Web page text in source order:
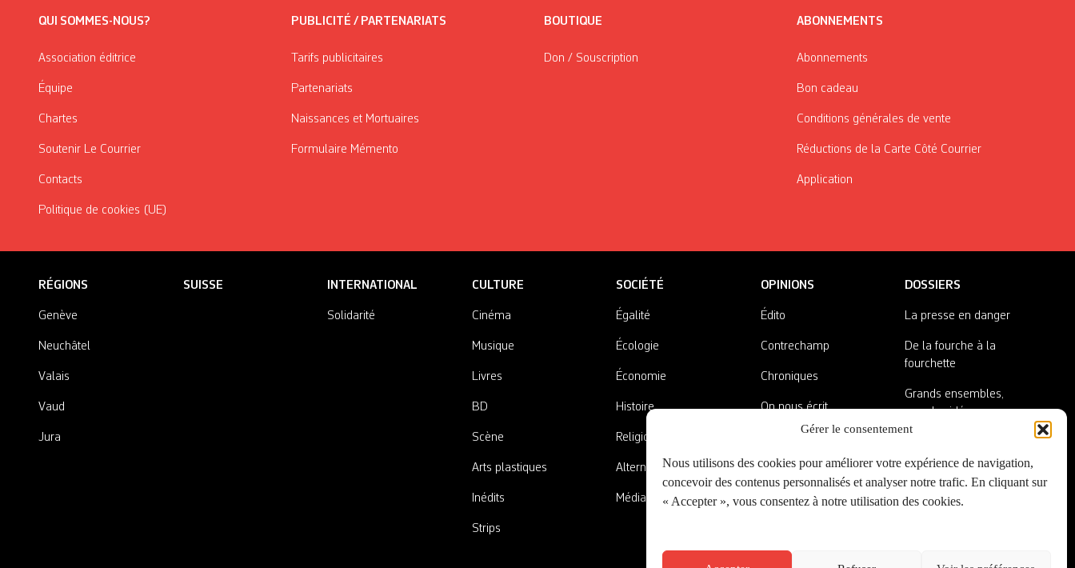
Gérer le consentement
Nous utilisons des cookies pour améliorer votre expérience de navigation,
concevoir des contenus personnalisés et analyser notre trafic. En cliquant sur
« Accepter », vous consentez à notre utilisation des cookies.
QUI SOMMES-NOUS?
Association éditrice
Équipe
Chartes
Soutenir Le Courrier
Contacts
Politique de cookies (UE)
PUBLICITÉ / PARTENARIATS
Tarifs publicitaires
Partenariats
Naissances et Mortuaires
Formulaire Mémento
BOUTIQUE
Don / Souscription
ABONNEMENTS
Abonnements
Bon cadeau
Conditions générales de vente
Réductions de la Carte Côté Courrier
Application
RÉGIONS
Genève
Neuchâtel
Valais
Vaud
Jura
SUISSE INTERNATIONAL
Solidarité
CULTURE
Cinéma
Musique
Livres
BD
Scène
Arts plastiques
Inédits
Strips
SOCIÉTÉ
Égalité
Écologie
Économie
Histoire
Religions
Alternatives
Médias
OPINIONS
Édito
Contrechamp
Chroniques
On nous écrit
Nos invité·es
A côté de la plaque
DOSSIERS
La presse en danger
De la fourche à la
fourchette
Grands ensembles,
grandes idées